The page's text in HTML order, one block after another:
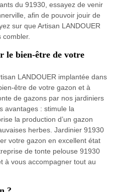
du 91930, essayez de venir
afin de pouvoir jouir de
sur que Artisan LANDOUER
combler.
le bien-être de votre
LANDOUER implantée dans
être de votre gazon et à
de gazons par nos jardiniers
avantages : stimule la
la production d’un gazon
herbes. Jardinier 91930
votre gazon en excellent état
de tonte pelouse 91930
à vous accompagner tout au